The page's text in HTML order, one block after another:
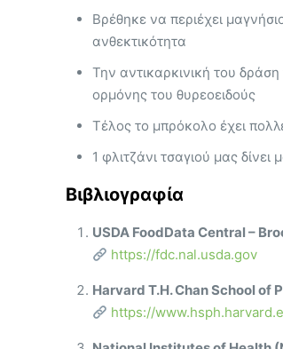
Βρέθηκε να περιέχει
ανθεκτικότητα
Την αντικαρκινική του
ορμόνης του θυρεοειδούς
Τέλος το μπρόκολο έχει
1 φλιτζάνι τσαγιού μας δίνει
Βιβλιογραφία
USDA FoodData Central –
https://fdc.nal.usda.gov
Harvard T.H. Chan School of
https://